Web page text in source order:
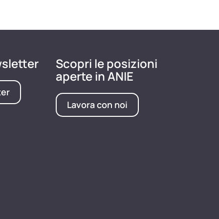
Scopri le posizioni
aperte in ANIE
Lavora con noi